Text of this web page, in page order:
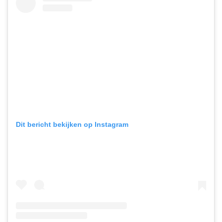
Dit bericht bekijken op Instagram